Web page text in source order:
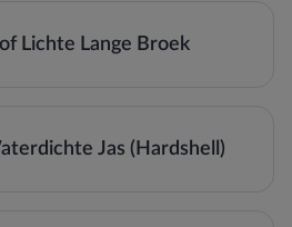
Lichte Lange Broek
Jas (Hardshell)